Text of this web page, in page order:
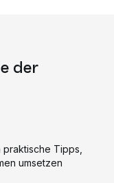
der
Tipps,
umsetzen